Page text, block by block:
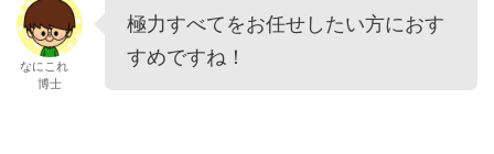
なにこれ
博士
極力すべてをお任せしたい方におす
すめですね！